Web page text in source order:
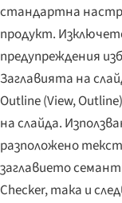
стандартна
продукт.
предупреждения
Заглавията на
Outline (View,
на слайда.
разположено
заглавието
Checker, така и